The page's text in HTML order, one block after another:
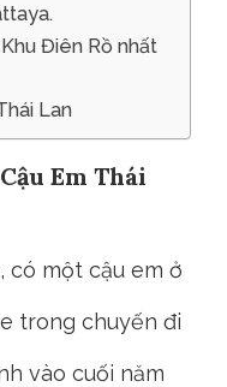
Điên Rồ nhất
Lan
Em Thái
có một cậu em ở
trong chuyến đi
vào cuối năm